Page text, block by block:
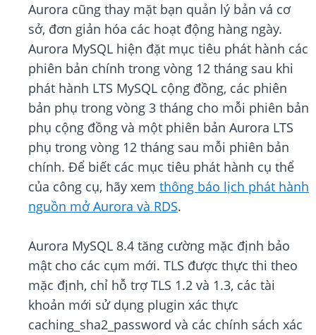
Aurora cũng thay mặt bạn quản lý bản vá cơ
sở, đơn giản hóa các hoạt động hàng ngày.
Aurora MySQL hiện đặt mục tiêu phát hành các
phiên bản chính trong vòng 12 tháng sau khi
phát hành LTS MySQL cộng đồng, các phiên
bản phụ trong vòng 3 tháng cho mỗi phiên bản
phụ cộng đồng và một phiên bản Aurora LTS
phụ trong vòng 12 tháng sau mỗi phiên bản
chính. Để biết các mục tiêu phát hành cụ thể
của công cụ, hãy xem thông báo lịch phát hành
nguồn mở Aurora và RDS.
Aurora MySQL 8.4 tăng cường mặc định bảo
mật cho các cụm mới. TLS được thực thi theo
mặc định, chỉ hỗ trợ TLS 1.2 và 1.3, các tài
khoản mới sử dụng plugin xác thực
caching_sha2_password và các chính sách xác